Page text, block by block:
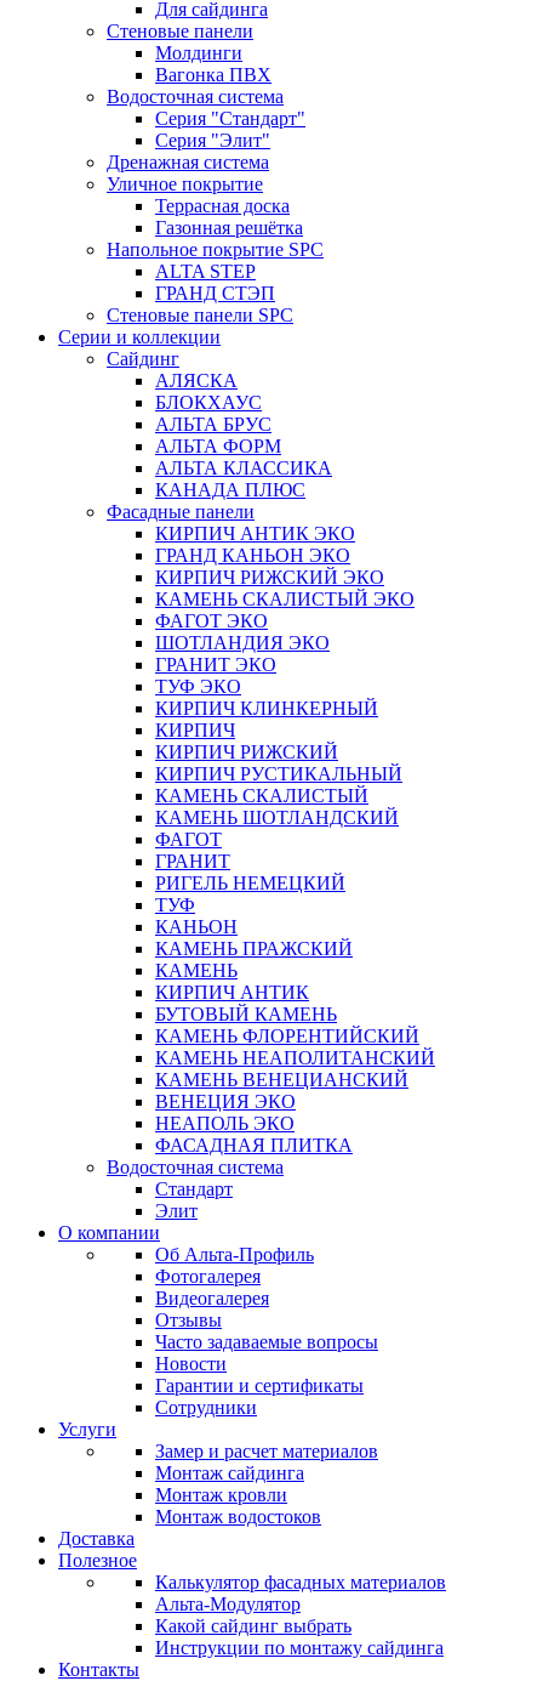
Для сайдинга
Стеновые панели
Молдинги
Вагонка ПВХ
Водосточная система
Серия "Стандарт"
Серия "Элит"
Дренажная система
Уличное покрытие
Террасная доска
Газонная решётка
Напольное покрытие SPC
ALTA STEP
ГРАНД СТЭП
Стеновые панели SPC
Серии и коллекции
Сайдинг
АЛЯСКА
БЛОКХАУС
АЛЬТА БРУС
АЛЬТА ФОРМ
АЛЬТА КЛАССИКА
КАНАДА ПЛЮС
Фасадные панели
КИРПИЧ АНТИК ЭКО
ГРАНД КАНЬОН ЭКО
КИРПИЧ РИЖСКИЙ ЭКО
КАМЕНЬ СКАЛИСТЫЙ ЭКО
ФАГОТ ЭКО
ШОТЛАНДИЯ ЭКО
ГРАНИТ ЭКО
ТУФ ЭКО
КИРПИЧ КЛИНКЕРНЫЙ
КИРПИЧ
КИРПИЧ РИЖСКИЙ
КИРПИЧ РУСТИКАЛЬНЫЙ
КАМЕНЬ СКАЛИСТЫЙ
КАМЕНЬ ШОТЛАНДСКИЙ
ФАГОТ
ГРАНИТ
РИГЕЛЬ НЕМЕЦКИЙ
ТУФ
КАНЬОН
КАМЕНЬ ПРАЖСКИЙ
КАМЕНЬ
КИРПИЧ АНТИК
БУТОВЫЙ КАМЕНЬ
КАМЕНЬ ФЛОРЕНТИЙСКИЙ
КАМЕНЬ НЕАПОЛИТАНСКИЙ
КАМЕНЬ ВЕНЕЦИАНСКИЙ
ВЕНЕЦИЯ ЭКО
НЕАПОЛЬ ЭКО
ФАСАДНАЯ ПЛИТКА
Водосточная система
Стандарт
Элит
О компании
Об Альта-Профиль
Фотогалерея
Видеогалерея
Отзывы
Часто задаваемые вопросы
Новости
Гарантии и сертификаты
Сотрудники
Услуги
Замер и расчет материалов
Монтаж сайдинга
Монтаж кровли
Монтаж водостоков
Доставка
Полезное
Калькулятор фасадных материалов
Альта-Модулятор
Какой сайдинг выбрать
Инструкции по монтажу сайдинга
Контакты